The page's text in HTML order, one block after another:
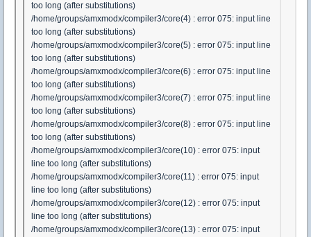
too long (after substitutions)
/home/groups/amxmodx/compiler3/core(4) : error 075: input line
too long (after substitutions)
/home/groups/amxmodx/compiler3/core(5) : error 075: input line
too long (after substitutions)
/home/groups/amxmodx/compiler3/core(6) : error 075: input line
too long (after substitutions)
/home/groups/amxmodx/compiler3/core(7) : error 075: input line
too long (after substitutions)
/home/groups/amxmodx/compiler3/core(8) : error 075: input line
too long (after substitutions)
/home/groups/amxmodx/compiler3/core(10) : error 075: input
line too long (after substitutions)
/home/groups/amxmodx/compiler3/core(11) : error 075: input
line too long (after substitutions)
/home/groups/amxmodx/compiler3/core(12) : error 075: input
line too long (after substitutions)
/home/groups/amxmodx/compiler3/core(13) : error 075: input